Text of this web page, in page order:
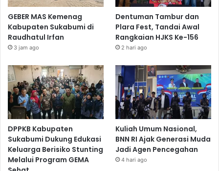
GEBER MAS Kemenag
Kabupaten Sukabumi di
Raudhatul Irfan
3 jam ago
Dentuman Tambur dan
Plara Fest, Tandai Awal
Rangkaian HJKS Ke-156
2 hari ago
DPPKB Kabupaten
Sukabumi Dukung Edukasi
Keluarga Berisiko Stunting
Melalui Program GEMA
Kuliah Umum Nasional,
BNN RI Ajak Generasi Muda
Jadi Agen Pencegahan
4 hari ago